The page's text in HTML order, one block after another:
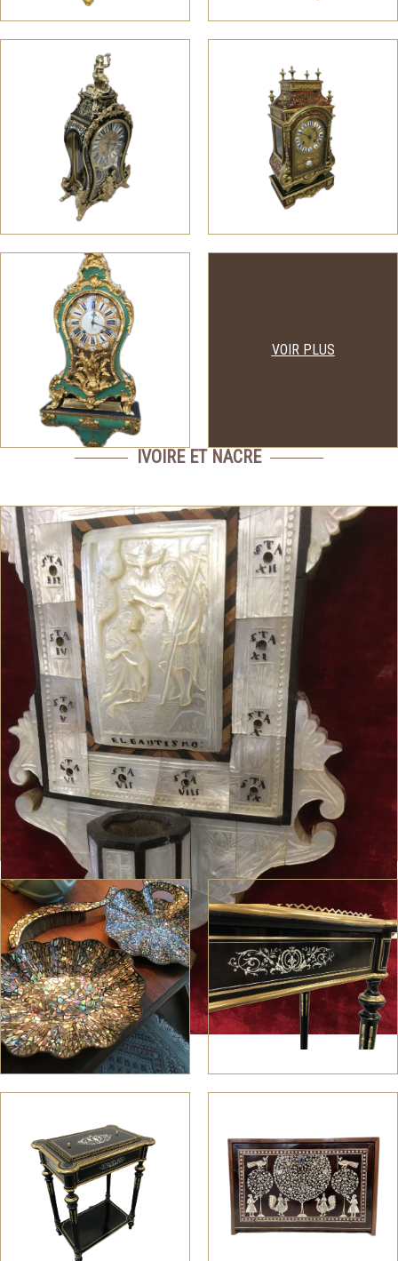
VOIR PLUS
IVOIRE ET NACRE